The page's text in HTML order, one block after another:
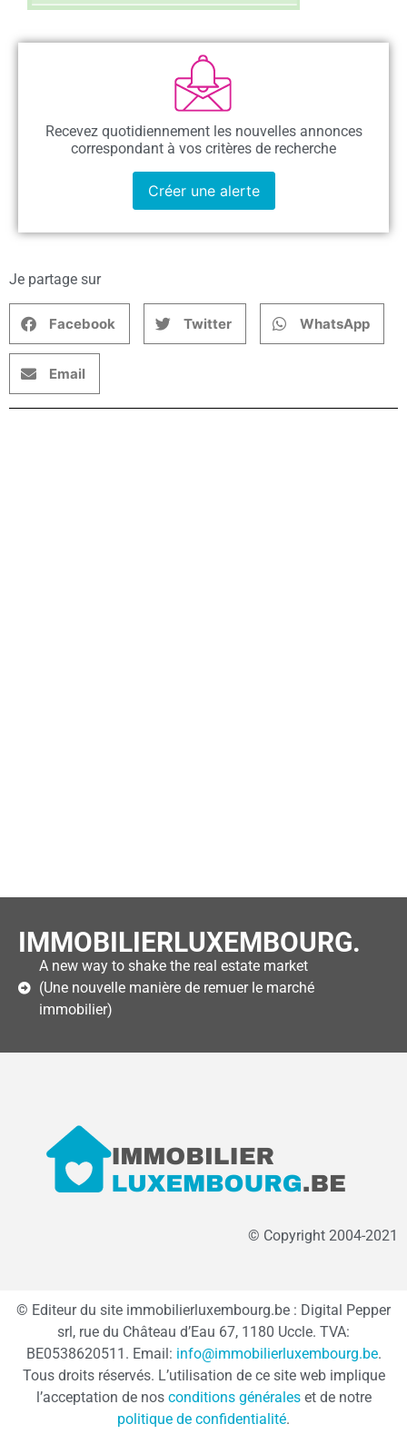
Recevez quotidiennement les nouvelles annonces
correspondant à vos critères de recherche
Créer une alerte
Je partage sur
Facebook Twitter WhatsApp
Email
IMMOBILIERLUXEMBOURG.
A new way to shake the real estate market
(Une nouvelle manière de remuer le marché
immobilier)
© Copyright 2004-2021
© Editeur du site immobilierluxembourg.be : Digital Pepper
srl, rue du Château d’Eau 67, 1180 Uccle. TVA:
BE0538620511. Email: info@immobilierluxembourg.be.
Tous droits réservés. L’utilisation de ce site web implique
l’acceptation de nos conditions généraleset de notre
politique de confidentialité.